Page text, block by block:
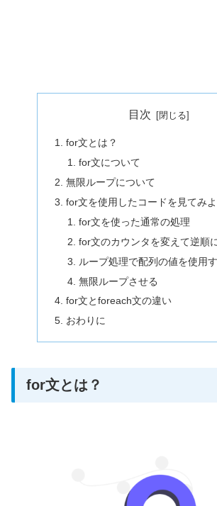
目次
for文とは？
for文について
無限ループについて
for文を使用したコードを見てみよ
for文を使った通常の処理
for文のカウンタを変えて逆順
ループ処理で配列の値を使用
無限ループさせる
for文とforeach文の違い
おわりに
for文とは？